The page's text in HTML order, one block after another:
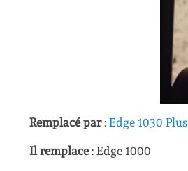
Remplacé par: Edge 1030 Plus
Il remplace: Edge 1000